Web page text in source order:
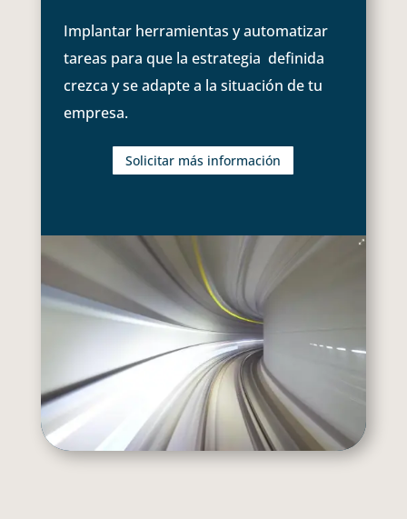
Implantar herramientas y automatizar
tareas para que la estrategia definida
crezca y se adapte a la situación de tu
empresa.
Solicitar más información